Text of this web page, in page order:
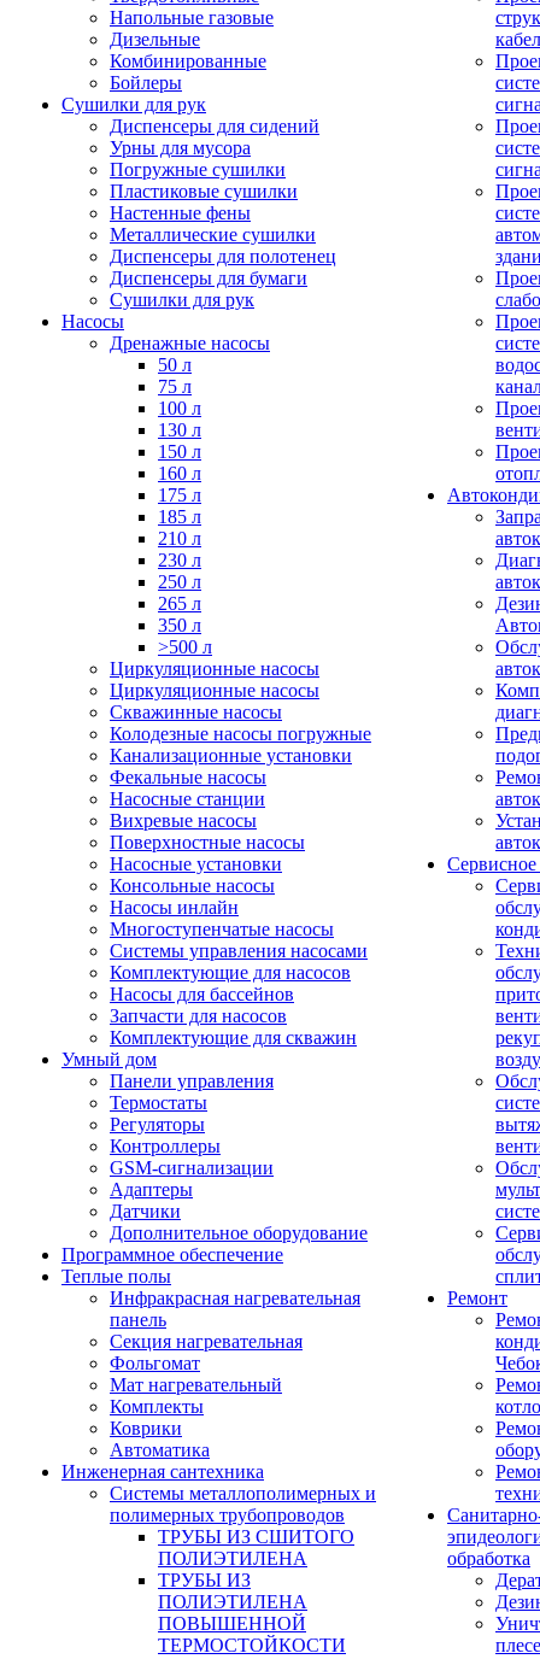
Напольные газовые
Дизельные
Комбинированные
Бойлеры
Сушилки для рук
Диспенсеры для сидений
Урны для мусора
Погружные сушилки
Пластиковые сушилки
Настенные фены
Металлические сушилки
Диспенсеры для полотенец
Диспенсеры для бумаги
Сушилки для рук
Насосы
Дренажные насосы
50 л
75 л
100 л
130 л
150 л
160 л
175 л
185 л
210 л
230 л
250 л
265 л
350 л
>500 л
Циркуляционные насосы
Циркуляционные насосы
Скважинные насосы
Колодезные насосы погружные
Канализационные установки
Фекальные насосы
Насосные станции
Вихревые насосы
Поверхностные насосы
Насосные установки
Консольные насосы
Насосы инлайн
Многоступенчатые насосы
Системы управления насосами
Комплектующие для насосов
Насосы для бассейнов
Запчасти для насосов
Комплектующие для скважин
Умный дом
Панели управления
Термостаты
Регуляторы
Контроллеры
GSM-сигнализации
Адаптеры
Датчики
Дополнительное оборудование
Программное обеспечение
Теплые полы
Инфракрасная нагревательная
панель
Секция нагревательная
Фольгомат
Мат нагревательный
Комплекты
Коврики
Автоматика
Инженерная сантехника
Системы металлополимерных и
полимерных трубопроводов
ТРУБЫ ИЗ СШИТОГО
ПОЛИЭТИЛЕНА
ТРУБЫ ИЗ
ПОЛИЭТИЛЕНА
ПОВЫШЕННОЙ
ТЕРМОСТОЙКОСТИ
Ремонт
обработка